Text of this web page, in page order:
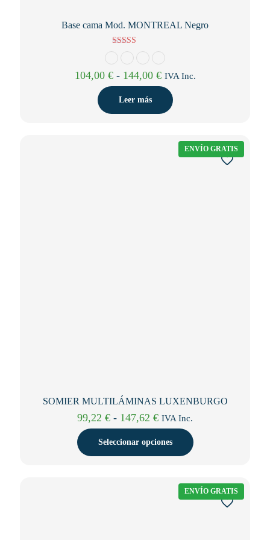
Base cama Mod. MONTREAL Negro
de 5
104,00 € - 144,00 €Rango
de
precios:
desde
144,00 €
IVA Inc.
Leer más
ENVÍO GRATIS
SOMIER MULTILÁMINAS LUXENBURGO
99,22 € - 147,62 €Rango
de
precios:
147,62 €
IVA Inc.
Seleccionar opciones
ENVÍO GRATIS